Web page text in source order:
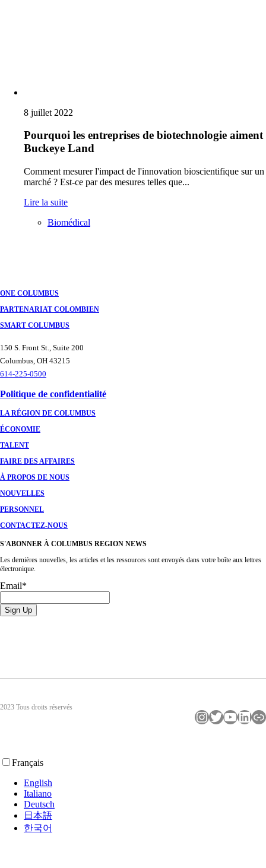
8 juillet 2022
Pourquoi les entreprises de biotechnologie aiment
Buckeye Land
Comment mesurer l'impact de l'innovation bioscientifique sur un
marché ? Est-ce par des mesures telles que...
Lire la suite
Biomédical
ONE COLUMBUS
PARTENARIAT COLOMBIEN
SMART COLUMBUS
150 S. Front St., Suite 200
Columbus, OH 43215
614-225-0500
Politique de confidentialité
LA RÉGION DE COLUMBUS
ÉCONOMIE
TALENT
FAIRE DES AFFAIRES
À PROPOS DE NOUS
NOUVELLES
PERSONNEL
CONTACTEZ-NOUS
S'ABONNER À COLUMBUS REGION NEWS
Les dernières nouvelles, les articles et les ressources sont envoyés dans votre boîte aux lettres
électronique.
Email*
2023 Tous droits réservés
InstagramTwitter YouTube LinkedIn Lien
Français
English
Italiano
Deutsch
日本語
한국어